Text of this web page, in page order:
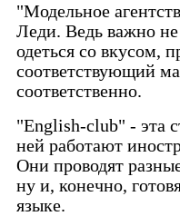
"Модельное
Леди. Ведь важно не
одеться со вкусом,
соответствующий
соответственно.
"English-club" - эта
ней работают
Они проводят
ну и, конечно,
языке.